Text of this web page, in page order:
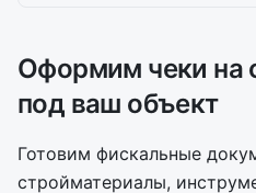
Оформим чеки на
под ваш объект
Готовим фискальные
стройматериалы,